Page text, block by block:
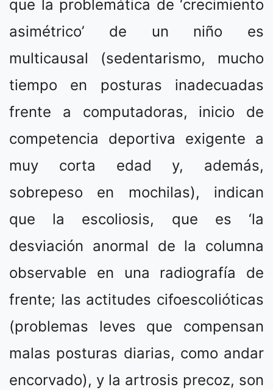
que la problemática de ‘crecimiento
asimétrico’ de un niño es
multicausal (sedentarismo, mucho
tiempo en posturas inadecuadas
frente a computadoras, inicio de
competencia deportiva exigente a
muy corta edad y, además,
sobrepeso en mochilas), indican
que la escoliosis, que es ‘la
desviación anormal de la columna
observable en una radiografía de
frente; las actitudes cifoescolióticas
(problemas leves que compensan
malas posturas diarias, como andar
encorvado), y la artrosis precoz, son